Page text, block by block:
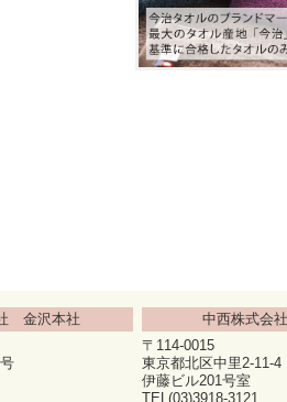
金沢本社
中西株式会
〒114-0015
東京都北区中里2-11-4
伊藤ビル201号室
TEL(03)3918-3121